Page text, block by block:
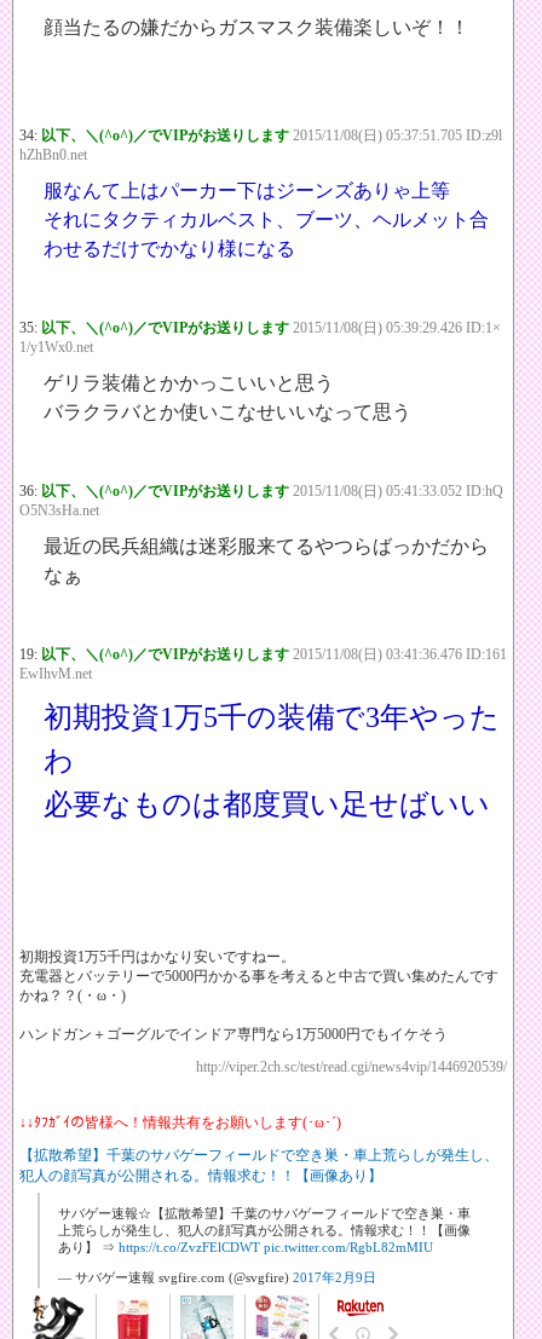
顔当たるの嫌だからガスマスク装備楽しいぞ！！
34: 以下、＼(^o^)／でVIPがお送りします 2015/11/08(日) 05:37:51.705 ID:z9l
hZhBn0.net
服なんて上はパーカー下はジーンズありゃ上等
それにタクティカルベスト、ブーツ、ヘルメット合
わせるだけでかなり様になる
35: 以下、＼(^o^)／でVIPがお送りします 2015/11/08(日) 05:39:29.426 ID:1×
1/y1Wx0.net
ゲリラ装備とかかっこいいと思う
バラクラバとか使いこなせいいなって思う
36: 以下、＼(^o^)／でVIPがお送りします 2015/11/08(日) 05:41:33.052 ID:hQ
O5N3sHa.net
最近の民兵組織は迷彩服来てるやつらばっかだから
なぁ
19: 以下、＼(^o^)／でVIPがお送りします 2015/11/08(日) 03:41:36.476 ID:161
EwIhvM.net
初期投資1万5千の装備で3年やった
わ
必要なものは都度買い足せばいい
初期投資1万5千円はかなり安いですねー。
充電器とバッテリーで5000円かかる事を考えると中古で買い集めたんです
かね？？(・ω・)
ハンドガン＋ゴーグルでインドア専門なら1万5000円でもイケそう
http://viper.2ch.sc/test/read.cgi/news4vip/1446920539/
↓↓ﾀﾌｶﾞｲの皆様へ！情報共有をお願いします(･ω･´)
【拡散希望】千葉のサバゲーフィールドで空き巣・車上荒らしが発生し、
犯人の顔写真が公開される。情報求む！！【画像あり】
サバゲー速報☆【拡散希望】千葉のサバゲーフィールドで空き巣・車
上荒らしが発生し、犯人の顔写真が公開される。情報求む！！【画像
あり】 ⇒ https://t.co/ZvzFElCDWT pic.twitter.com/RgbL82mMIU
— サバゲー速報 svgfire.com (@svgfire) 2017年2月9日